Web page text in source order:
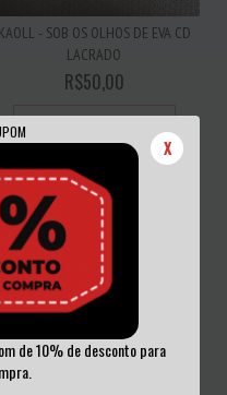
X
de 10% de desconto para
KAOLL - SOB OS OLHOS DE EVA CD
LACRADO
R$50,00
3x deR$16,67sem juros